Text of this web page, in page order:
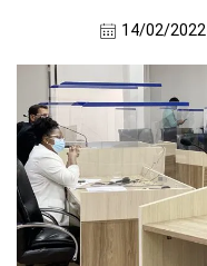
14/02/2022